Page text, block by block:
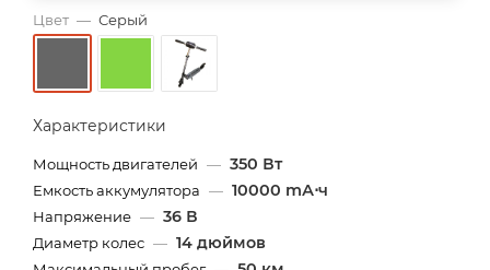
Цвет — Серый
Характеристики
Мощность двигателей — 350 Вт
Емкость аккумулятора — 10000 mА⋅ч
Напряжение — 36 В
Диаметр колес — 14 дюймов